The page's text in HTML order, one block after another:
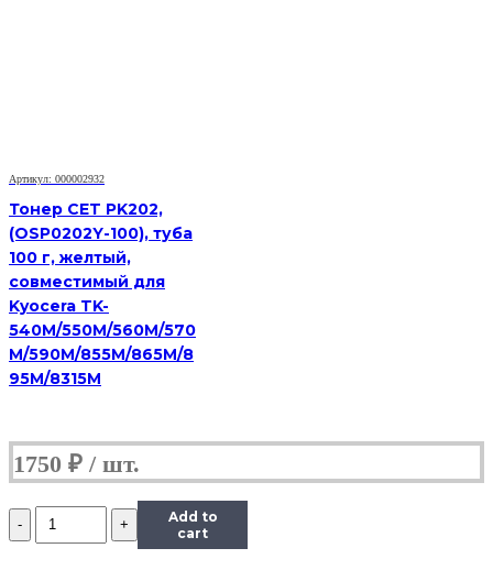
Артикул: 000002932
Тонер CET PK202,
(OSP0202Y-100), туба
100 г, желтый,
совместимый для
Kyocera TK-
540M/550M/560M/570
M/590M/855M/865M/8
95M/8315M
1750 ₽
Количество
Тонер
Add to
cart